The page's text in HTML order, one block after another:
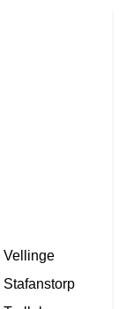
Vellinge
Stafanstorp